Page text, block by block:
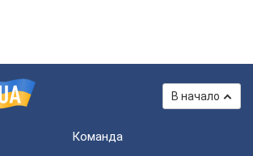
В начало
Команда